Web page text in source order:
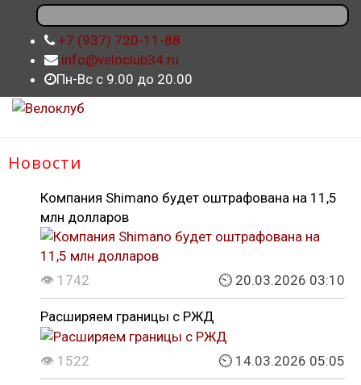
+7 (937) 720-11-88
info@veloclub34.ru
Пн-Вс с 9.00 до 20.00
Новости
Компания Shimano будет оштрафована на 11,5
млн долларов
👁 1742 ⏲ 20.03.2026 03:10
Расширяем границы с РЖД
👁 1522 ⏲ 14.03.2026 05:05